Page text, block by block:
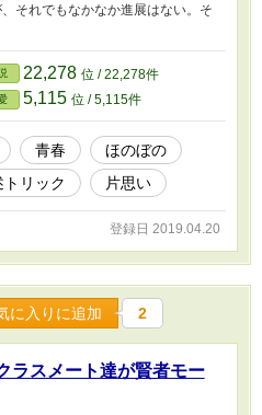
それでもなかなか進展はない。そ
22,278 位 / 22,278件
5,115 位 / 5,115件
青春
ほのぼの
トリック 片思い
登録日 2019.04.20
に入りに追加 2
ラスメート達が賢者モー